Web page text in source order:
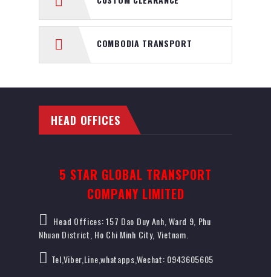
COMBODIA TRANSPORT
HEAD OFFICES
5 STAR GLOBAL TRANSPORT
COMPANY LIMITED
Head Offices: 157 Dao Duy Anh, Ward 9, Phu
Nhuan District, Ho Chi Minh City, Vietnam.
Tel,Viber,Line,whatapps,Wechat: 0943605605